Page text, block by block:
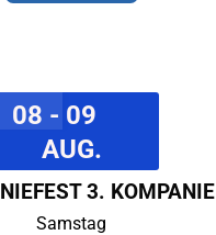
08 - 09
AUG.
3. KOMPANIE
Samstag